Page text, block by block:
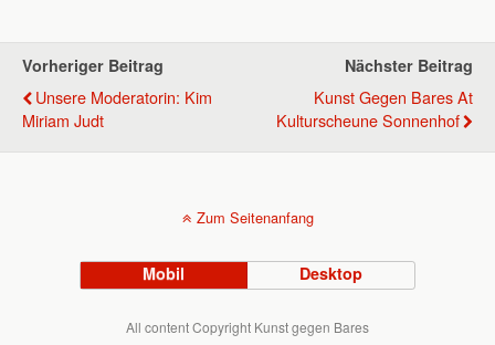
Vorheriger Beitrag
Unsere Moderatorin: Kim
Miriam Judt
Nächster Beitrag
Kunst Gegen Bares At
Kulturscheune Sonnenhof
Zum Seitenanfang
Mobil Desktop
All content Copyright Kunst gegen Bares